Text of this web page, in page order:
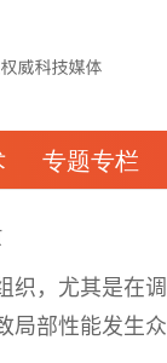
专题专栏
局部性能发生